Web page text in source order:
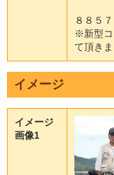
８ ８ ５ ７
※新型コ
て頂き ま
イメージ
イメージ
画像1